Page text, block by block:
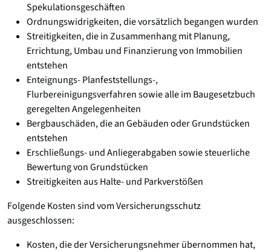
Spekulationsgeschäften
Ordnungswidrigkeiten, die vorsätzlich begangen wurden
Streitigkeiten, die in Zusammenhang mit Planung,
Errichtung, Umbau und Finanzierung von Immobilien
entstehen
Enteignungs- Planfeststellungs-,
Flurbereinigungsverfahren sowie alle im Baugesetzbuch
geregelten Angelegenheiten
Bergbauschäden, die an Gebäuden oder Grundstücken
entstehen
Erschließungs- und Anliegerabgaben sowie steuerliche
Bewertung von Grundstücken
Streitigkeiten aus Halte- und Parkverstößen
Folgende Kosten sind vom Versicherungsschutz
ausgeschlossen:
Kosten, die der Versicherungsnehmer übernommen hat,